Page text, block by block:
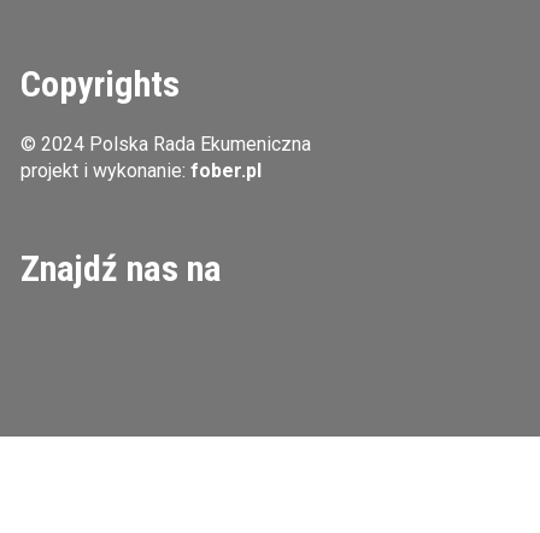
Copyrights
© 2024 Polska Rada Ekumeniczna
projekt i wykonanie: fober.pl
Znajdź nas na